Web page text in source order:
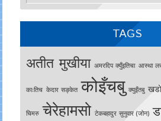
TAGS
अतीत मुखीया अमरदिप क्युँइतिचा आस्था
काःतिच केदार सङ्केत कोइँचबु क्युइँतबु
चिमरु चेरेहामसो टेकबहादुर सुनुवार (जोन)